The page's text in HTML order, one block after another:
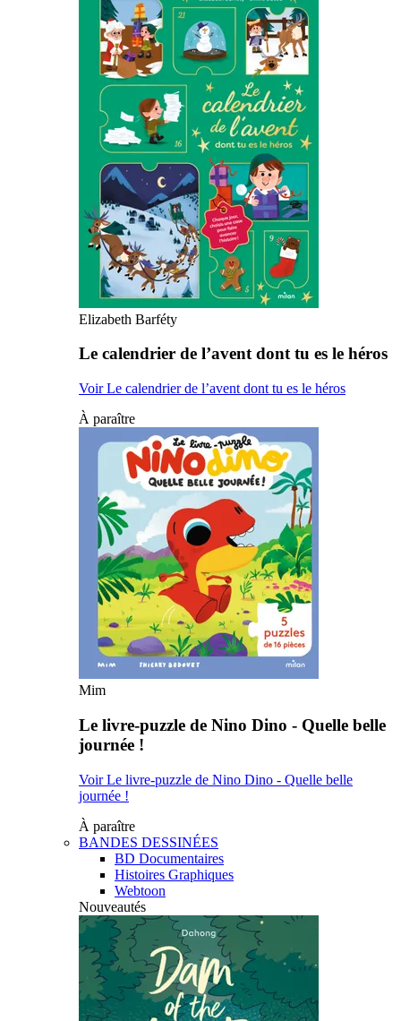
Elizabeth Barféty
Le calendrier de l’avent dont tu es le héros
Voir Le calendrier de l’avent dont tu es le héros
À paraître
Mim
Le livre-puzzle de Nino Dino - Quelle belle
journée !
Voir Le livre-puzzle de Nino Dino - Quelle belle
journée !
À paraître
BANDES DESSINÉES
BD Documentaires
Histoires Graphiques
Webtoon
Nouveautés